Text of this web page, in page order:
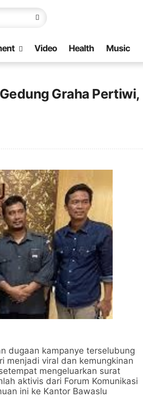
Video Health Music
Graha Pertiwi,
dugaan kampanye terselubung
menjadi viral dan kemungkinan
mengeluarkan surat
aktivis dari Forum Komunikasi
ini ke Kantor Bawaslu